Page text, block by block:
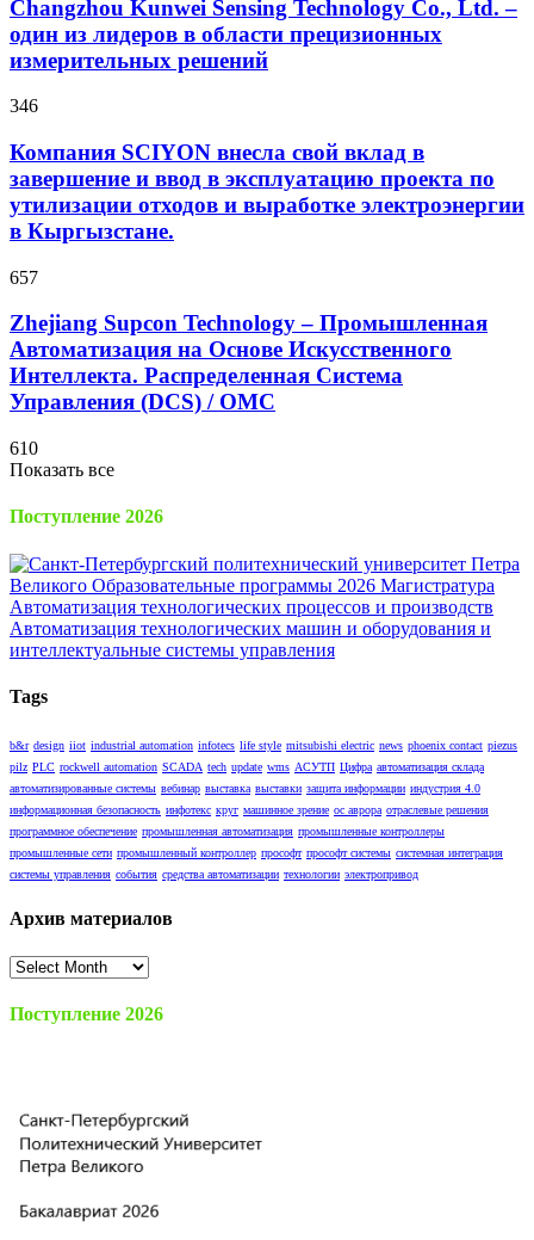
Changzhou Kunwei Sensing Technology Co., Ltd. –
один из лидеров в области прецизионных
измерительных решений
346
Компания SCIYON внесла свой вклад в
завершение и ввод в эксплуатацию проекта по
утилизации отходов и выработке электроэнергии
в Кыргызстане.
657
Zhejiang Supcon Technology – Промышленная
Автоматизация на Основе Искусственного
Интеллекта. Распределенная Cистема
Управления (DCS) / OMC
610
Показать все
Поступление 2026
Tags
b&r design iiot industrial automation infotecs life style mitsubishi electric news phoenix contact piezus
pilz PLC rockwell automation SCADA tech update wms АСУТП Цифра автоматизация склада
автоматизированные системы вебинар выставка выставки защита информации индустрия 4.0
информационная безопасность инфотекс круг машинное зрение ос аврора отраслевые решения
программное обеспечение промышленная автоматизация промышленные контроллеры
промышленные сети промышленный контроллер прософт прософт системы системная интеграция
системы управления события средства автоматизации технологии электропривод
Архив материалов
Архив
Поступление 2026